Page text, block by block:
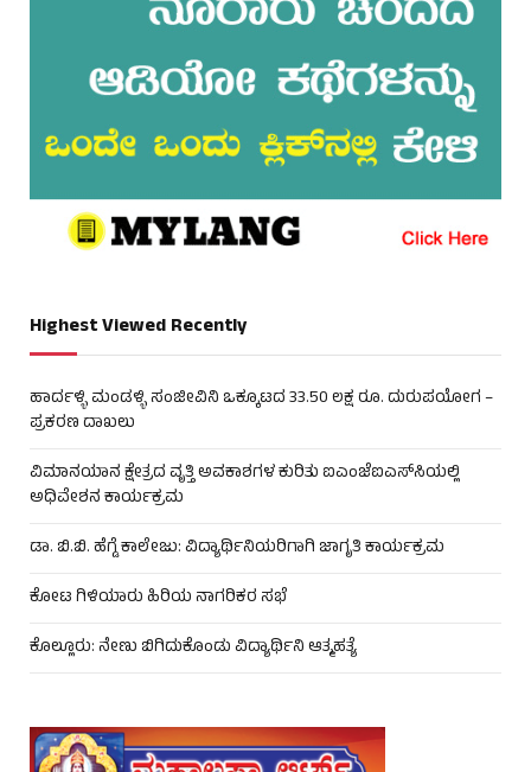
Highest Viewed Recently
ಹಾರ್ದಳ್ಳಿ ಮಂಡಳ್ಳಿ ಸಂಜೀವಿನಿ ಒಕ್ಕೂಟದ 33.50 ಲಕ್ಷ ರೂ. ದುರುಪಯೋಗ –
ಪ್ರಕರಣ ದಾಖಲು
ವಿಮಾನಯಾನ ಕ್ಷೇತ್ರದ ವೃತ್ತಿ ಅವಕಾಶಗಳ ಕುರಿತು ಐಎಂಜೆಐಎಸ್‌ಸಿಯಲ್ಲಿ
ಅಧಿವೇಶನ ಕಾರ್ಯಕ್ರಮ
ಡಾ. ಬಿ.ಬಿ. ಹೆಗ್ಡೆ ಕಾಲೇಜು: ವಿದ್ಯಾರ್ಥಿನಿಯರಿಗಾಗಿ ಜಾಗೃತಿ ಕಾರ್ಯಕ್ರಮ
ಕೋಟ ಗಿಳಿಯಾರು ಹಿರಿಯ ನಾಗರಿಕರ ಸಭೆ
ಕೊಲ್ಲೂರು: ನೇಣು ಬಿಗಿದುಕೊಂಡು ವಿದ್ಯಾರ್ಥಿನಿ ಆತ್ಮಹತ್ಯೆ